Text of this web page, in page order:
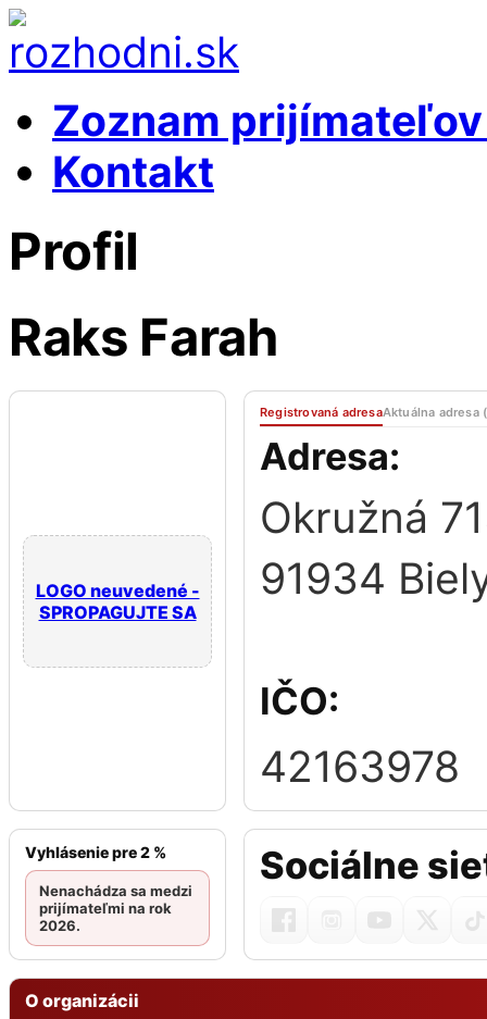
Zoznam prijímateľov
Kontakt
Profil
Raks Farah
LOGO neuvedené -
SPROPAGUJTE SA
Registrovaná adresaAktuálna adresa
Adresa:
Okružná
91934
IČO:
42163978
Vyhlásenie pre 2 %
Nenachádza sa medzi
prijímateľmi na rok
2026.
Sociálne
O organizácii